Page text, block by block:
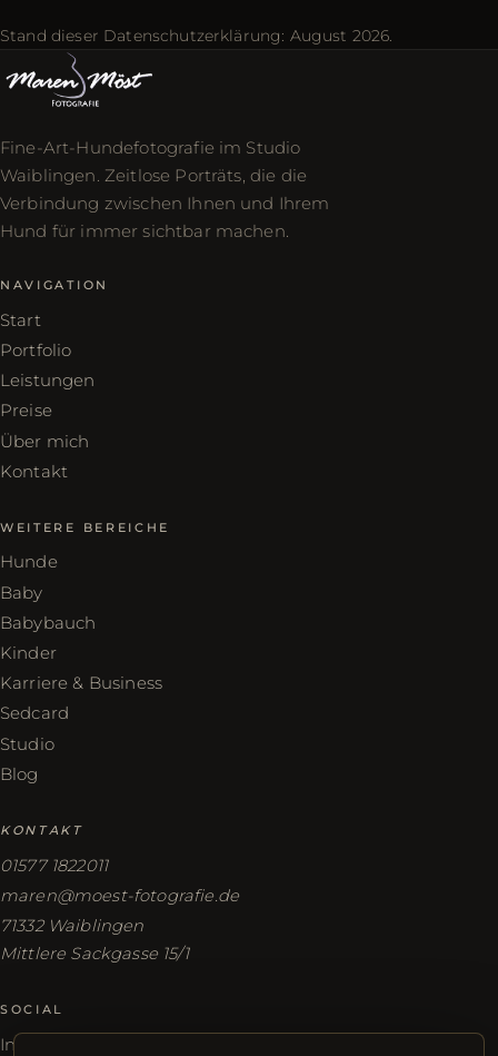
Stand dieser Datenschutzerklärung: August 2026.
Fine-Art-Hundefotografie im Studio
Waiblingen. Zeitlose Porträts, die die
Verbindung zwischen Ihnen und Ihrem
Hund für immer sichtbar machen.
NAVIGATION
Start
Portfolio
Leistungen
Preise
Über mich
Kontakt
WEITERE BEREICHE
Hunde
Baby
Babybauch
Kinder
Karriere & Business
Sedcard
Studio
Blog
KONTAKT
01577 1822011
maren@moest-fotografie.de
71332 Waiblingen
Mittlere Sackgasse 15/1
SOCIAL
Instagram